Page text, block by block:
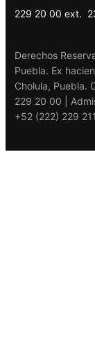
229 20 00 ext.
Derechos
Puebla. Ex
Cholula, Puebla.
229 20 00 |
+52 (222) 229